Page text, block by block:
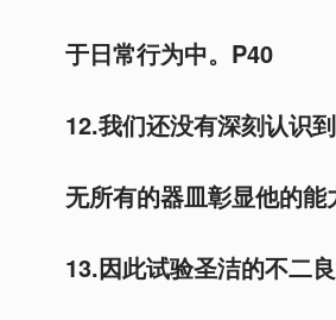
于日常行为中。P40
12.我们还没有深刻认识
无所有的器皿彰显他的能
13.因此试验圣洁的不二